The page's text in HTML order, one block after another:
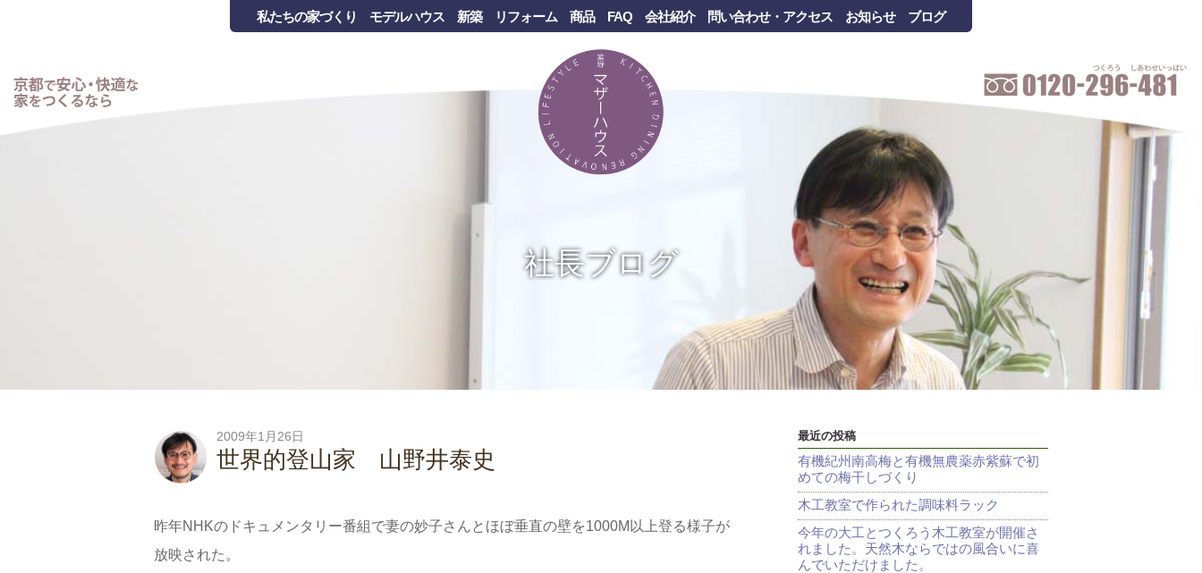
私たちの家づくり モデルハウス 新築 リフォーム 商品 FAQ 会社紹介 問い合わせ・アクセス お知らせ ブログ
社長ブログ
2009年1月26日
世界的登山家 山野井泰史
昨年NHKのドキュメンタリー番組で妻の妙子さんとほぼ垂直の壁を1000M以上登る様子が
放映された。
最近の投稿
有機紀州南高梅と有機無農薬赤紫蘇で初
めての梅干しづくり
木工教室で作られた調味料ラック
今年の大工とつくろう木工教室が開催さ
れました。天然木ならではの風合いに喜
んでいただけました。